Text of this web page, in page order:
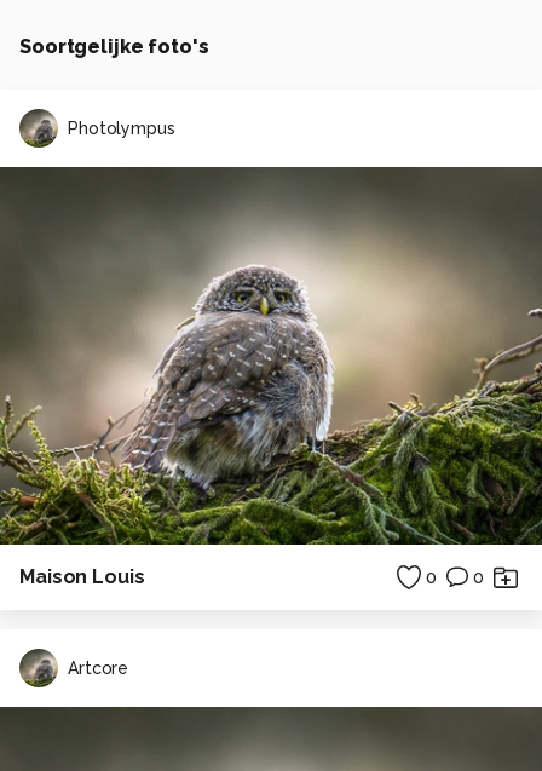
Soortgelijke foto's
Photolympus
Maison Louis 0 0
Artcore